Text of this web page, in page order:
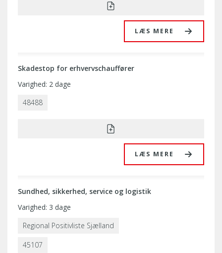
LÆS MERE
Skadestop for erhvervschauffører
48488
LÆS MERE
Varighed: 2 dage
Sundhed, sikkerhed, service og logistik
Regional Positivliste Sjælland
45107
Varighed: 3 dage